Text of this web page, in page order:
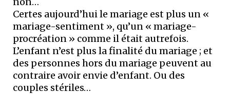
Certes aujourd’hui le mariage est plus un «
mariage-sentiment », qu’un « mariage-
procréation » comme il était autrefois.
L’enfant n’est plus la finalité du mariage ; et
des personnes hors du mariage peuvent au
contraire avoir envie d’enfant. Ou des
couples stériles…